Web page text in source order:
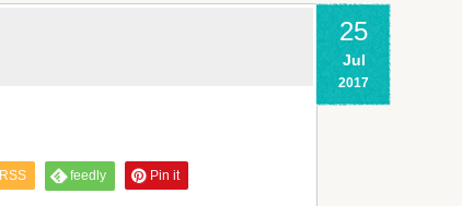
25
Jul
2017
RSS feedly Pin it